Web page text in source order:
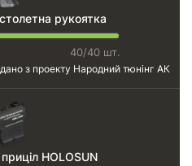
рукоятка
40/40 шт.
з проекту Народний тюнінг АК
HOLOSUN